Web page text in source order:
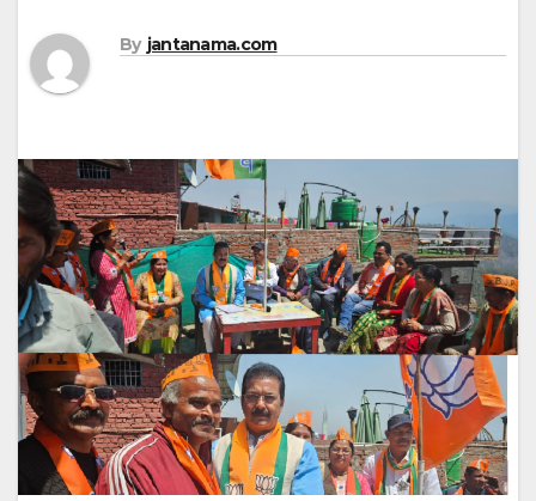
By jantanama.com